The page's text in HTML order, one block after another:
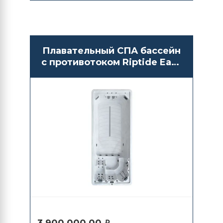
Плавательный СПА бассейн
с противотоком Riptide Easy